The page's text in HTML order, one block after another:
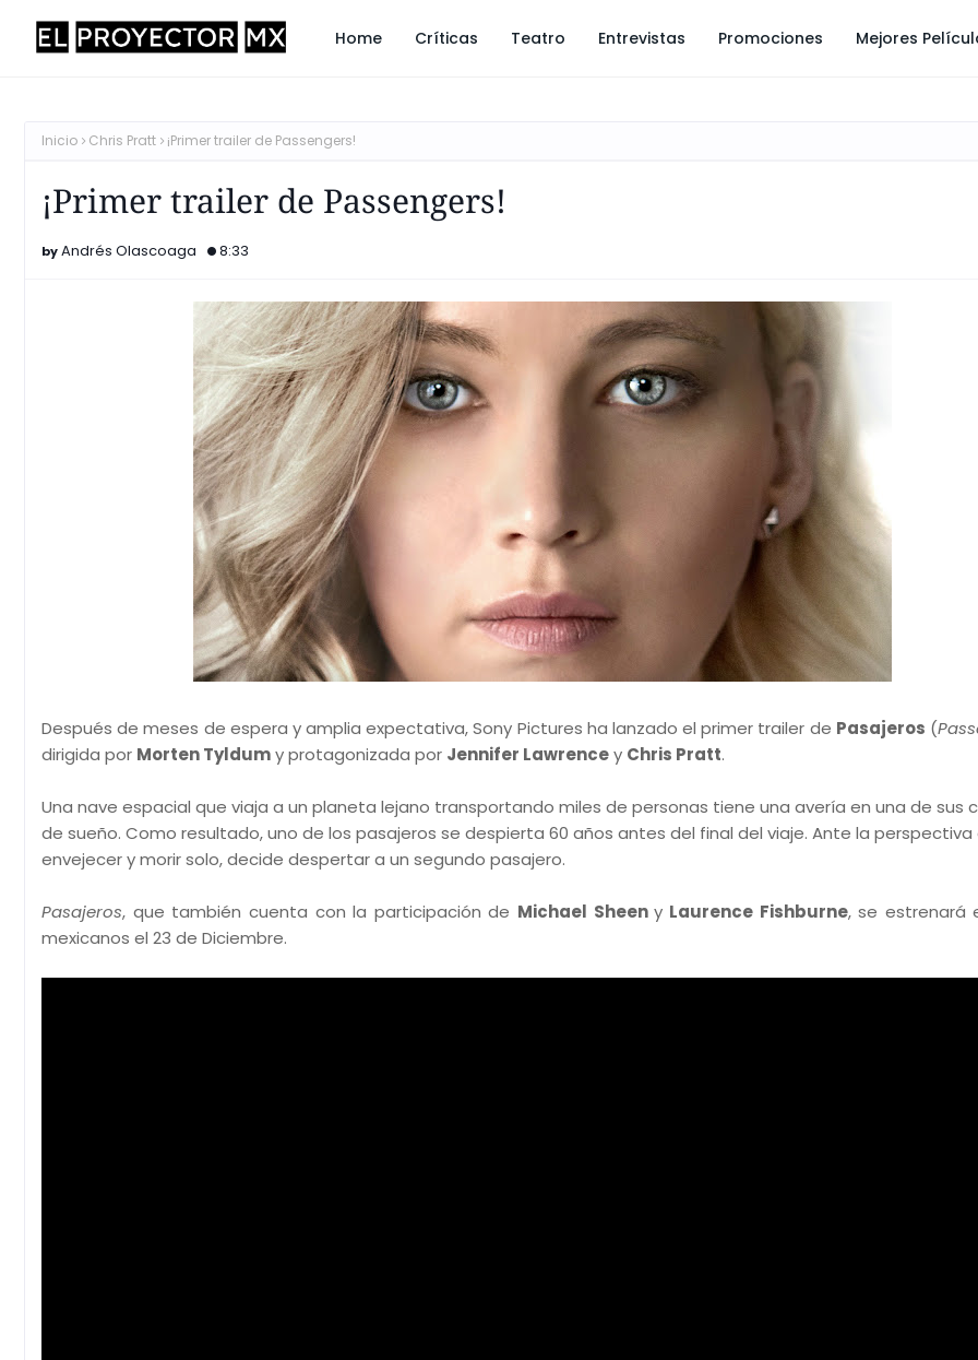
Home Críticas Teatro Entrevistas Promociones Mejores
Inicio Chris Pratt ¡Primer trailer de Passengers!
¡Primer trailer de Passengers!
Andrés Olascoaga 8:33
Después de meses de espera y amplia expectativa, Sony Pictures ha lanzado el primer trailer de Pasajeros (
dirigida por Morten Tyldumy protagonizada por Jennifer Lawrencey Chris Pratt.
Una nave espacial que viaja a un planeta lejano transportando miles de personas tiene una avería en una de sus
de sueño. Como resultado, uno de los pasajeros se despierta 60 años antes del final del viaje. Ante la perspectiva
envejecer y morir solo, decide despertar a un segundo pasajero.
Pasajeros, que también cuenta con la participación de Michael Sheeny Laurence Fishburne, se estrenará
mexicanos el 23 de Diciembre.